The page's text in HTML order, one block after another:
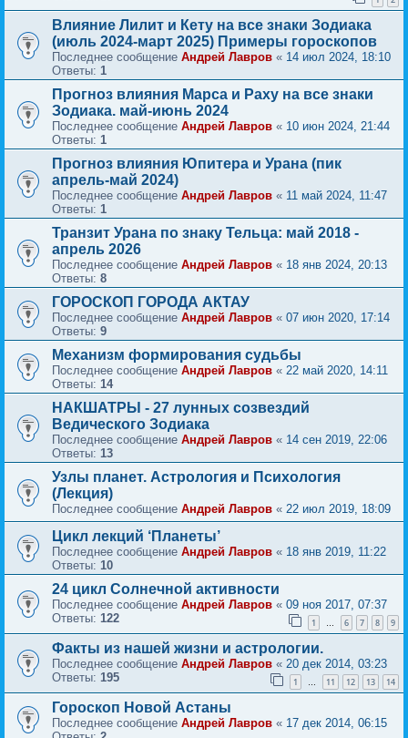
Влияние Лилит и Кету на все знаки Зодиака
(июль 2024-март 2025) Примеры гороскопов
Последнее сообщение Андрей Лавров « 14 июл 2024, 18:10
Ответы: 1
Прогноз влияния Марса и Раху на все знаки
Зодиака. май-июнь 2024
Последнее сообщение Андрей Лавров « 10 июн 2024, 21:44
Ответы: 1
Прогноз влияния Юпитера и Урана (пик
апрель-май 2024)
Последнее сообщение Андрей Лавров « 11 май 2024, 11:47
Ответы: 1
Транзит Урана по знаку Тельца: май 2018 -
апрель 2026
Последнее сообщение Андрей Лавров « 18 янв 2024, 20:13
Ответы: 8
ГОРОСКОП ГОРОДА АКТАУ
Последнее сообщение Андрей Лавров « 07 июн 2020, 17:14
Ответы: 9
Механизм формирования судьбы
Последнее сообщение Андрей Лавров « 22 май 2020, 14:11
Ответы: 14
НАКШАТРЫ - 27 лунных созвездий
Ведического Зодиака
Последнее сообщение Андрей Лавров « 14 сен 2019, 22:06
Ответы: 13
Узлы планет. Астрология и Психология
(Лекция)
Последнее сообщение Андрей Лавров « 22 июл 2019, 18:09
Цикл лекций ‘Планеты’
Последнее сообщение Андрей Лавров « 18 янв 2019, 11:22
Ответы: 10
24 цикл Солнечной активности
Последнее сообщение Андрей Лавров « 09 ноя 2017, 07:37
Ответы: 122 1 … 6 7 8 9
Факты из нашей жизни и астрологии.
Последнее сообщение Андрей Лавров « 20 дек 2014, 03:23
Ответы: 195 1 … 11 12 13 14
Гороскоп Новой Астаны
Последнее сообщение Андрей Лавров « 17 дек 2014, 06:15